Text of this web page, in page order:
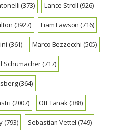
(373) Lance Stroll (926)
(3927) Liam Lawson (716)
(361) Marco Bezzecchi (505)
Schumacher(717)
(364)
(2007) Ott Tanak(388)
(793) Sebastian Vettel (749)